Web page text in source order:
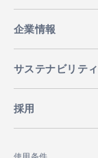
企業情報
サステナビリティ
採用